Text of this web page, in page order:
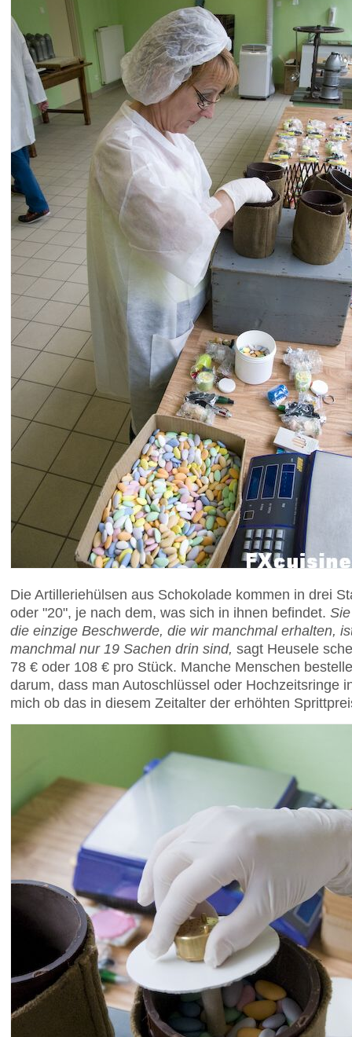
Die Artilleriehülsen aus Schokolade kommen in drei
oder "20", je nach dem, was sich in ihnen befindet.
die einzige Beschwerde, die wir manchmal erhalten,
manchmal nur 19 Sachen drin sind, sagt Heusele
78 € oder 108 € pro Stück. Manche Menschen
darum, dass man Autoschlüssel oder Hochzeitsringe
mich ob das in diesem Zeitalter der erhöhten